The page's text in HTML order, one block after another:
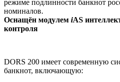
режиме подлинности банкнот
номиналов.
Оснащён модулем iAS
контроля
DORS 200 имеет современную
банкнот, включающую: